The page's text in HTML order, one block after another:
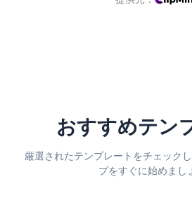
おすすめテン
厳選されたテンプレートをチェック
プをすぐに始めまし